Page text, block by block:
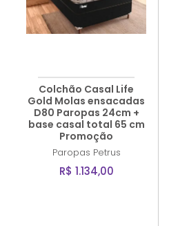
Colchão Casal Life
Gold Molas ensacadas
D80 Paropas 24cm +
base casal total 65 cm
Promoção
Paropas Petrus
R$ 1.134,00